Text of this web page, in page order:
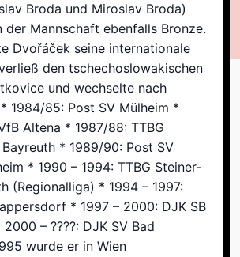
Broda und Miroslav Broda)
der Mannschaft ebenfalls Bronze.
Dvořáček seine internationale
den tschechoslowakischen
und wechselte nach
1984/85: Post SV Mülheim *
Altena * 1987/88: TTBG
* 1989/90: Post SV
* 1990 – 1994: TTBG Steiner-
(Regionalliga) * 1994 – 1997:
* 1997 – 2000: DJK SB
– ????: DJK SV Bad
wurde er in Wien